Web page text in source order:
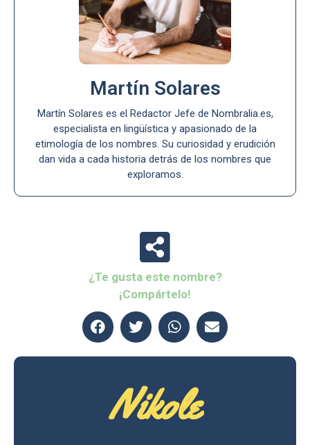
Martín Solares
Martín Solares es el Redactor Jefe de Nombralia.es,
especialista en lingüística y apasionado de la
etimología de los nombres. Su curiosidad y erudición
dan vida a cada historia detrás de los nombres que
exploramos.
¿Te gusta este nombre?
¡Compártelo!
Nikole